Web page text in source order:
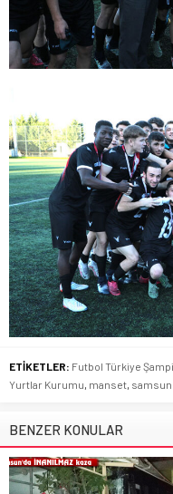
ETİKETLER: Futbol Türkiye
Yurtlar Kurumu manset samsun
BENZER KONULAR